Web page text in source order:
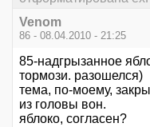
Venom
86 - 08.04.2010 - 21:25
85-надгрызанное
тормози. разошелся)
тема, по-моему,
из головы вон.
яблоко, согласен?